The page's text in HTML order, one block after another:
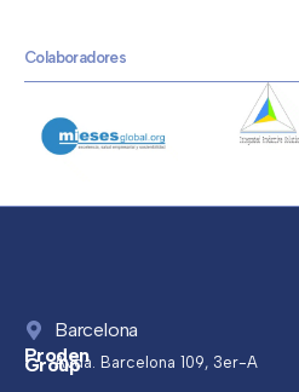
Colaboradores
Proden
Group
Barcelona
Avda. Barcelona 109, 3er-A